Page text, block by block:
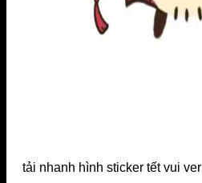
tải nhanh hình sticker tết vui ver